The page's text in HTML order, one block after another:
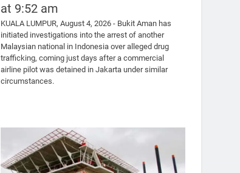
at 9:52 am
KUALA LUMPUR, August 4, 2026 - Bukit Aman has
initiated investigations into the arrest of another
Malaysian national in Indonesia over alleged drug
trafficking, coming just days after a commercial
airline pilot was detained in Jakarta under similar
circumstances.